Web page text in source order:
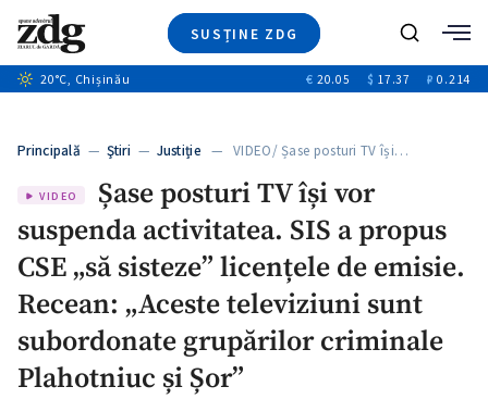
SUSȚINE ZDG
Ştiri
+6
Special
+1
Blog
+2
ZdGust
Caută
20°C, Chișinău € 20.05 $ 17.37 ₽ 0.214
Principală — Ştiri — Justiție— VIDEO/ Șase posturi TV își…
VIDEO
Șase posturi TV își vor
suspenda activitatea. SIS a propus
CSE „să sisteze” licențele de emisie.
Recean: „Aceste televiziuni sunt
subordonate grupărilor criminale
Plahotniuc și Șor”